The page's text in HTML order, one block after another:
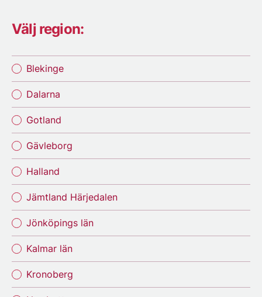
Välj region:
Blekinge
Dalarna
Gotland
Gävleborg
Halland
Jämtland Härjedalen
Jönköpings län
Kalmar län
Kronoberg